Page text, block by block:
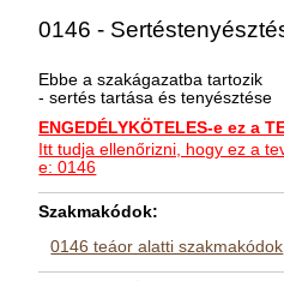
0146 -
Ebbe a szakágazatba tartozik
- sertés tartása és tenyésztése
ENGEDÉLYKÖTELES-e ez a
Itt tudja ellenőrizni, hogy ez a
e: 0146
Szakmakódok:
0146 teáor alatti szakmakódok